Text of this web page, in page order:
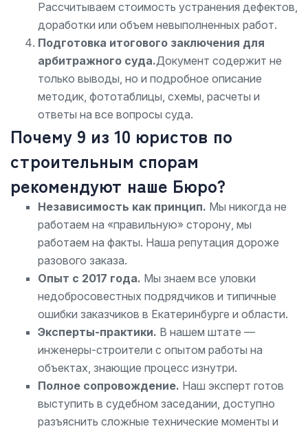
Рассчитываем стоимость устранения дефектов,
доработки или объем невыполненных работ.
Подготовка итогового заключения для
арбитражного суда.Документ содержит не
только выводы, но и подробное описание
методик, фототаблицы, схемы, расчеты и
ответы на все вопросы суда.
Почему 9 из 10 юристов по
строительным спорам
рекомендуют наше Бюро?
Независимость как принцип. Мы никогда не
работаем на «правильную» сторону, мы
работаем на факты. Наша репутация дороже
разового заказа.
Опыт с 2017 года. Мы знаем все уловки
недобросовестных подрядчиков и типичные
ошибки заказчиков в Екатеринбурге и области.
Эксперты-практики. В нашем штате —
инженеры-строители с опытом работы на
объектах, знающие процесс изнутри.
Полное сопровождение. Наш эксперт готов
выступить в судебном заседании, доступно
разъяснить сложные технические моменты и